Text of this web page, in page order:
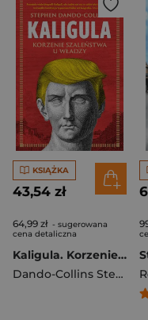
KSIĄŻKA
43,54 zł
64,99 zł - sugerowana
cena detaliczna
Kaligula. Korzenie szaleństwa u władzy
Dando-Collins Stephen